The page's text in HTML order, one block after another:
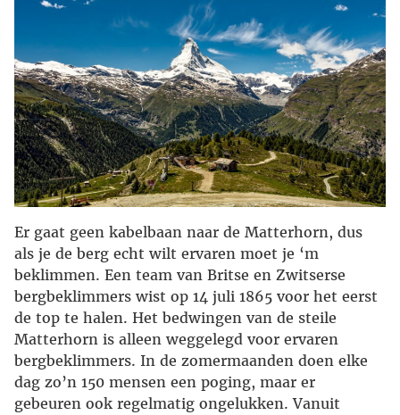
Er gaat geen kabelbaan naar de Matterhorn, dus
als je de berg echt wilt ervaren moet je ‘m
beklimmen. Een team van Britse en Zwitserse
bergbeklimmers wist op 14 juli 1865 voor het eerst
de top te halen. Het bedwingen van de steile
Matterhorn is alleen weggelegd voor ervaren
bergbeklimmers. In de zomermaanden doen elke
dag zo’n 150 mensen een poging, maar er
gebeuren ook regelmatig ongelukken. Vanuit